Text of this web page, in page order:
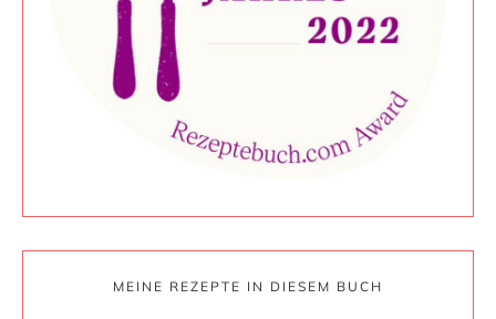
MEINE REZEPTE IN DIESEM BUCH